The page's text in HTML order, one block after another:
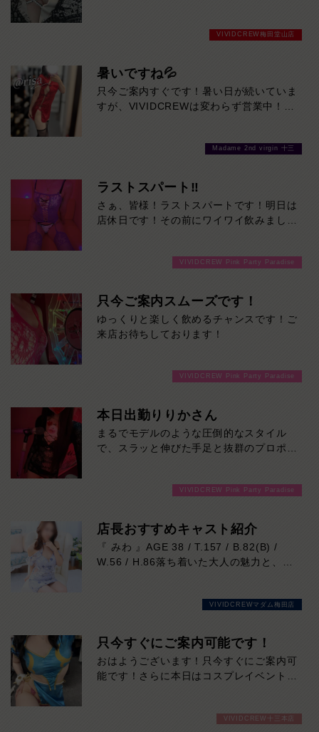
VIVIDCREW梅田堂山店
暑いですね💦
只今ご案内すぐです！暑い日が続いていま
すが、VIVIDCREWは変わらず営業中！お
Madame 2nd virgin 十三
ラストスパート‼
さぁ、皆様！ラストスパートです！明日は
店休日です！その前にワイワイ飲みましょ
VIVIDCREW Pink Party Paradise
只今ご案内スムーズです！
ゆっくりと楽しく飲めるチャンスです！ご
来店お待ちしております！
VIVIDCREW Pink Party Paradise
本日出勤りりかさん
まるでモデルのような圧倒的なスタイル
で、スラッと伸びた手足と抜群のプロポー
親しみやすい雰囲気も魅力のひとつ。初め
い時間を過ごしていただけます。気になる
方はご来店お待ちしております！
VIVIDCREW Pink Party Paradise
店長おすすめキャスト紹介
『 みわ 』AGE 38 / T.157 / B.82(B) /
W.56 / H.86落ち着いた大人の魅力と、思
実際はマイペースで優しく、自然体で過ご
な気配りや穏やかな雰囲気はまさに癒しそ
のもの。お仕事は未経験だからこその初々
しさも、今しか味わえない特別な魅力で
す。会話の引き出しも豊富。飾らない笑顔
奪われること間違いなし。大人の余裕と親
しみやすさを兼ね備えた、ぜひ一度お会い
VIVIDCREWマダム梅田店
只今すぐにご案内可能です！
おはようございます！只今すぐにご案内可
能です！さらに本日はコスプレイベントも
もここで癒されてひとっとび間違いなしで
VIVIDCREW十三本店